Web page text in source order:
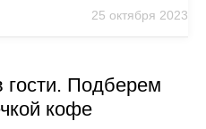
25 октября 2023
гости. Подберем
кофе